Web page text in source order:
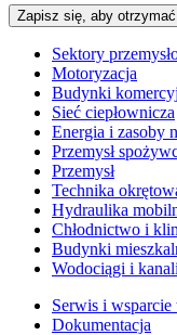
Zapisz się, aby
Sektory
Motoryzacja
Budynki
Sieć ciepłownicza
Energia i zasoby
Przemysł
Przemysł
Technika
Hydraulika
Chłodnictwo i
Budynki
Wodociągi i
Serwis i wsparcie
Dokumentacja